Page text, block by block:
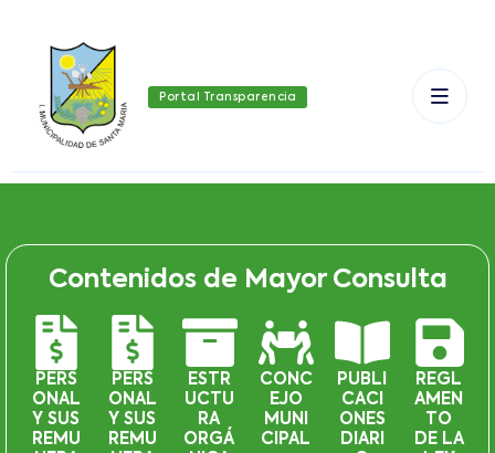
Portal Transparencia
Contenidos de Mayor Consulta
PERS
ONAL
Y SUS
REMU
PERS
ONAL
Y SUS
REMU
ESTR
UCTU
RA
ORGÁ
CONC
EJO
MUNI
CIPAL
PUBLI
CACI
ONES
DIARI
REGL
AMEN
TO
DE LA